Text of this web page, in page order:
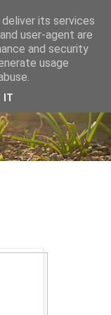
its services
user-agent are
and security
usage
IT